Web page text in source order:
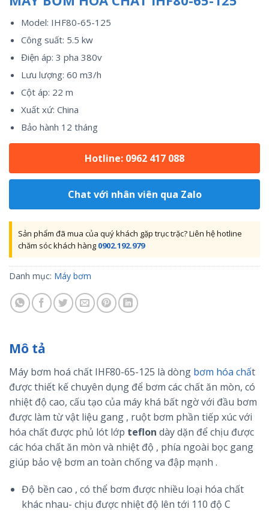
Model: IHF80-65-125
Công suất: 5.5 kw
Điện áp: 3 pha 380v
Lưu lượng: 60 m3/h
Cột áp: 22 m
Xuất xứ: China
Bảo hành 12 tháng
Hotline: 0962 417 088
Chat với nhân viên qua Zalo
Sản phẩm đã mua của quý khách gặp trục trặc? Liên hệ hotline
chăm sóc khách hàng 0902.192.979
Danh mục: Máy bơm
Mô tả
Máy bơm hoá chất IHF80-65-125 là dòng bơm hóa chất
được thiết kế chuyên dụng để bơm các chất ăn mòn, có
nhiệt độ cao, cấu tạo của máy khá bất ngờ với đầu bơm
được làm từ vật liệu gang , ruột bơm phần tiếp xúc với
hóa chất được phủ lót lớp teflon dày dặn để chịu được
các hóa chất ăn mòn và nhiệt độ , phía ngoài bọc gang
giúp bảo vệ bơm an toàn chống va đập mạnh .
Độ bền cao , có thể bơm được nhiều loại hóa chất
khác nhau- chịu được nhiệt độ lên tới 110 độ C